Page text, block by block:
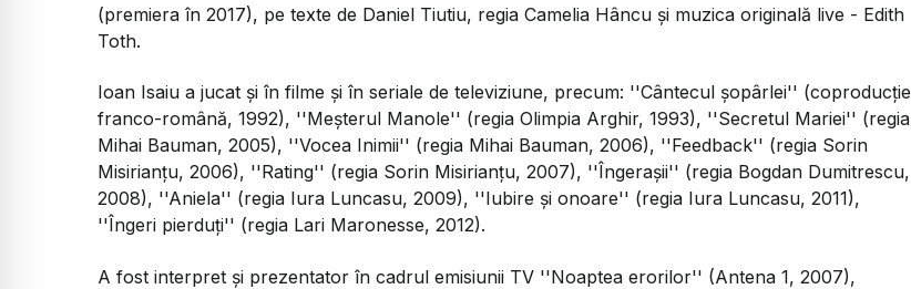
(premiera în 2017), pe texte de Daniel Tiutiu, regia Camelia Hâncu şi muzica originală live - Edith
Toth.
Ioan Isaiu a jucat şi în filme şi în seriale de televiziune, precum: ''Cântecul şopârlei'' (coproducţie
franco-română, 1992), ''Meşterul Manole'' (regia Olimpia Arghir, 1993), ''Secretul Mariei'' (regia
Mihai Bauman, 2005), ''Vocea Inimii'' (regia Mihai Bauman, 2006), ''Feedback'' (regia Sorin
Misirianţu, 2006), ''Rating'' (regia Sorin Misirianţu, 2007), ''Îngeraşii'' (regia Bogdan Dumitrescu,
2008), ''Aniela'' (regia Iura Luncasu, 2009), ''Iubire şi onoare'' (regia Iura Luncasu, 2011),
''Îngeri pierduţi'' (regia Lari Maronesse, 2012).
A fost interpret şi prezentator în cadrul emisiunii TV ''Noaptea erorilor'' (Antena 1, 2007),